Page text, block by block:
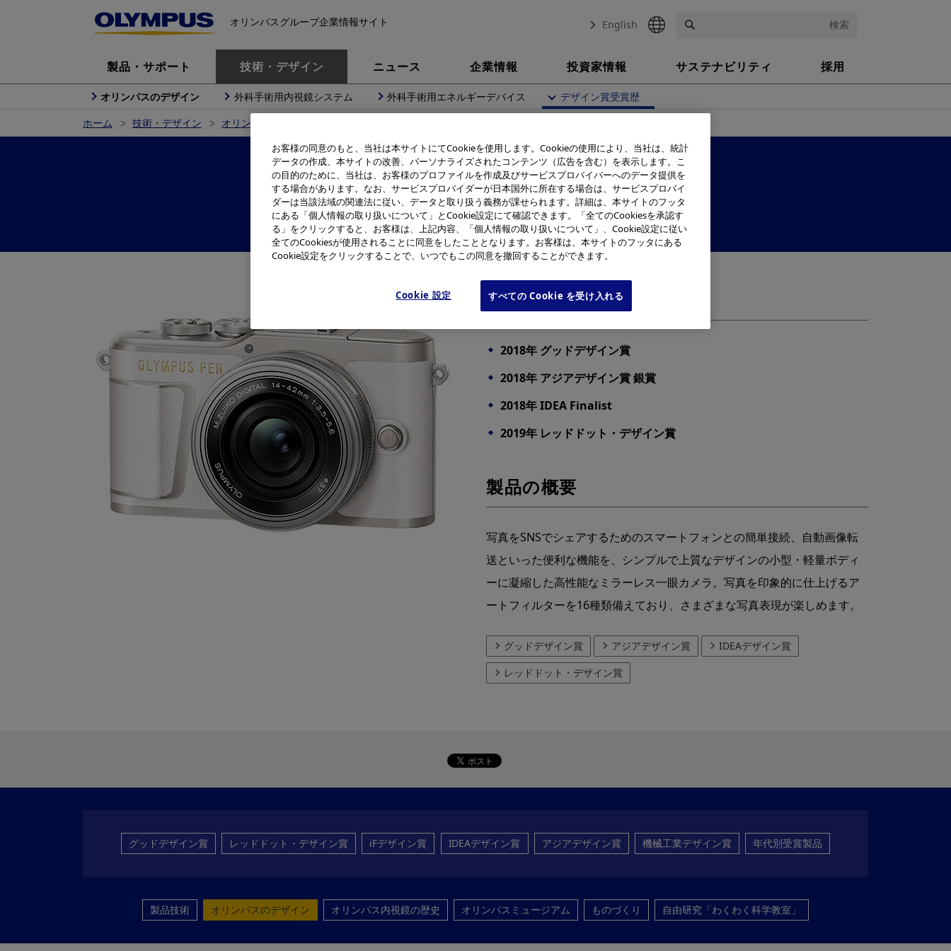
オリンパスグループ企業情報サイト English 検索
製品・サポート 技術・デザイン ニュース 企業情報 投資家情報 サステナビリティ 採用
オリンパスのデザイン 外科手術用内視鏡システム 外科手術用エネルギーデバイス
デザイン賞受賞歴
ホーム
技術・デザイン オリンパスのデザイン
デザイン賞受賞製品
OLYMPUS PEN E-PL9
受賞
2018年 グッドデザイン賞
2018年 アジアデザイン賞 銀賞
2018年 IDEA Finalist
2019年 レッドドット・デザイン賞
製品の概要
写真をSNSでシェアするためのスマートフォンとの簡単接続、自動画像転
送といった便利な機能を、シンプルで上質なデザインの小型・軽量ボディ
ーに凝縮した高性能なミラーレス一眼カメラ。写真を印象的に仕上げるア
ートフィルターを16種類備えており、さまざまな写真表現が楽しめます。
グッドデザイン賞 アジアデザイン賞
IDEAデザイン賞
レッドドット・デザイン賞
グッドデザイン賞 レッドドット・デザイン賞 iFデザイン賞 IDEAデザイン賞 アジアデザイン賞 機械工業デザイン賞 年代別受賞製品
製品技術 オリンパスのデザイン オリンパス内視鏡の歴史 オリンパスミュージアム ものづくり 自由研究「わくわく科学教室」
お客様の同意のもと、当社は本サイトにてCookieを使用します。Cookieの使用により、当社は、統計
データの作成、本サイトの改善、パーソナライズされたコンテンツ（広告を含む）を表示します。こ
の目的のために、当社は、お客様のプロファイルを作成及びサービスプロバイバーへのデータ提供を
する場合があります。なお、サービスプロバイダーが日本国外に所在する場合は、サービスプロバイ
ダーは当該法域の関連法に従い、データと取り扱う義務が課せられます。詳細は、本サイトのフッタ
にある「個人情報の取り扱いについて」とCookie設定にて確認できます。「全てのCookiesを承認す
る」をクリックすると、お客様は、上記内容、「個人情報の取り扱いについて」、Cookie設定に従い
全てのCookiesが使用されることに同意をしたこととなります。お客様は、本サイトのフッタにある
Cookie設定をクリックすることで、いつでもこの同意を撤回することができます。
Cookie 設定 すべての Cookie を受け入れる